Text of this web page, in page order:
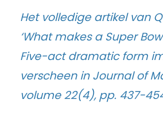
Het volledige artikel van
‘What makes a Super
Five-act dramatic form
verscheen in Journal of
volume 22(4), pp. 437-